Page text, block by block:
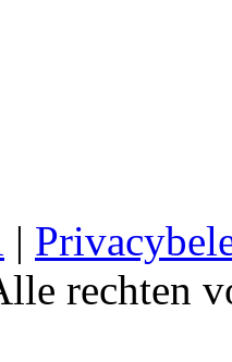
|
rechten